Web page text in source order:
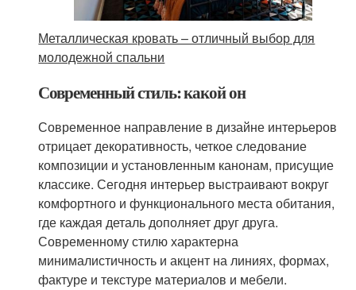
Металлическая кровать – отличный выбор для
молодежной спальни
Современный стиль: какой он
Современное направление в дизайне интерьеров
отрицает декоративность, четкое следование
композиции и установленным канонам, присущие
классике. Сегодня интерьер выстраивают вокруг
комфортного и функционального места обитания,
где каждая деталь дополняет друг друга.
Современному стилю характерна
минималистичность и акцент на линиях, формах,
фактуре и текстуре материалов и мебели.